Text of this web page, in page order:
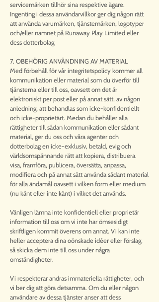
servicemärken tillhör sina respektive ägare.
Ingenting i dessa användarvillkor ger dig någon rätt
att använda varumärken, tjänstemärken, logotyper
och/eller namnet på Runaway Play Limited eller
dess dotterbolag.
7. OBEHÖRIG ANVÄNDNING AV MATERIAL
Med förbehåll för vår integritetspolicy kommer all
kommunikation eller material som du överför till
tjänsterna eller till oss, oavsett om det är
elektroniskt per post eller på annat sätt, av någon
anledning, att behandlas som icke-konfidentiellt
och icke-proprietärt. Medan du behåller alla
rättigheter till sådan kommunikation eller sådant
material, ger du oss och våra agenter och
dotterbolag en icke-exklusiv, betald, evig och
världsomspännande rätt att kopiera, distribuera.
visa, framföra, publicera, översätta, anpassa,
modifiera och på annat sätt använda sådant material
för alla ändamål oavsett i vilken form eller medium
(nu känt eller inte känt) i vilket det används.
Vänligen lämna inte konfidentiell eller proprietär
information till oss om vi inte har ömsesidigt
skriftligen kommit överens om annat. Vi kan inte
heller acceptera dina oönskade idéer eller förslag,
så skicka dem inte till oss under några
omständigheter.
Vi respekterar andras immateriella rättigheter, och
vi ber dig att göra detsamma. Om du eller någon
användare av dessa tjänster anser att dess